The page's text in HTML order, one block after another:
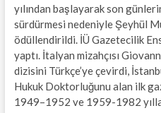
yılından başlayarak son
sürdürmesi nedeniyle Şeyhül
ödüllendirildi. İÜ Gazetecilik
yaptı. İtalyan mizahçısı
dizisini Türkçe’ye çevirdi,
Hukuk Doktorluğunu alan ilk
1949–1952 ve 1959-1982